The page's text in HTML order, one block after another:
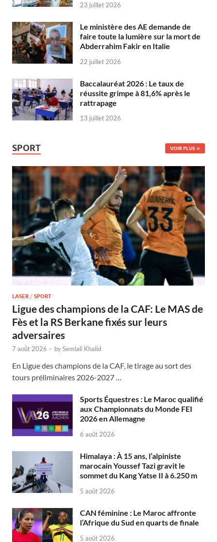
23 juillet 2026
Le ministère des AE demande de
faire toute la lumière sur la mort de
Abderrahim Fakir en Italie
22 juillet 2026
Baccalauréat 2026 : Le taux de
réussite grimpe à 81,6% après le
rattrapage
13 juillet 2026
SPORT VOIR PLUS
LASER / SPORT
Ligue des champions de la CAF: Le MAS de
Fès et la RS Berkane fixés sur leurs
adversaires
7 août 2026 - bySemlali Khalid
En Ligue des champions de la CAF, le tirage au sort des
tours préliminaires 2026-2027 …
Sports Équestres : Le Maroc qualifié
aux Championnats du Monde FEI
2026 en Allemagne
6 août 2026
Himalaya : À 15 ans, l’alpiniste
marocain Youssef Tazi gravit le
sommet du Kang Yatse II à 6.250 m
5 août 2026
CAN féminine : Le Maroc affronte
l’Afrique du Sud en quarts de finale
5 août 2026